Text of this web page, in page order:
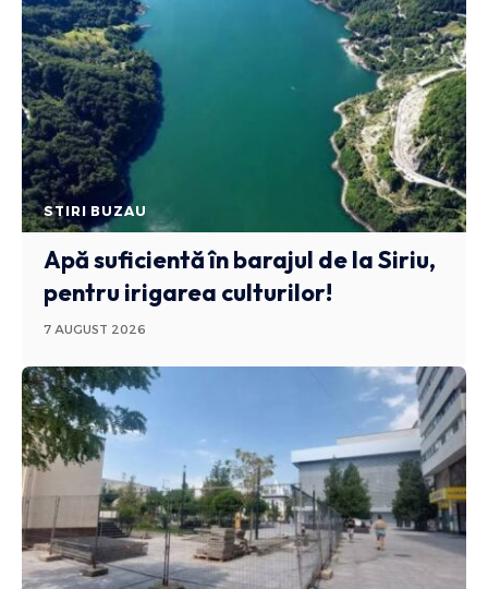
STIRI BUZAU
Apă suficientă în barajul de la Siriu,
pentru irigarea culturilor!
7 AUGUST 2026